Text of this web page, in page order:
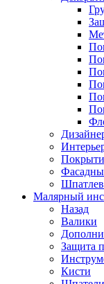
Малярный
Назад
Валики
Защита
Кисти